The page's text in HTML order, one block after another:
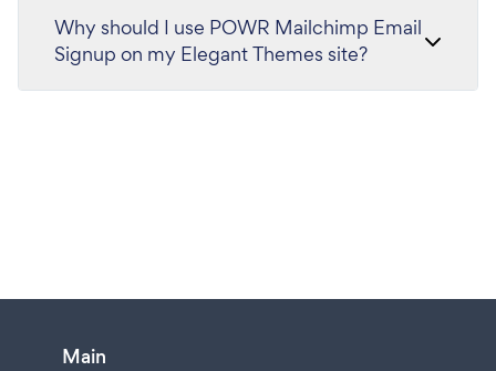
Why should I use POWR Mailchimp Email
Signup on my Elegant Themes site?
Main